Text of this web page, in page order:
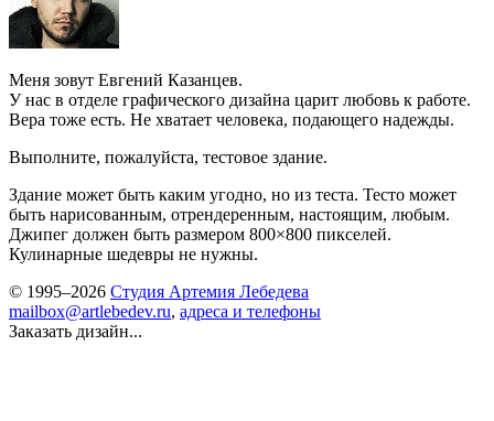
Меня зовут Евгений Казанцев.
У нас в отделе графического дизайна царит любовь к работе.
Вера тоже есть. Не хватает человека, подающего надежды.
Выполните, пожалуйста, тестовое здание.
Здание может быть каким угодно, но из теста. Тесто может
быть нарисованным, отрендеренным, настоящим, любым.
Джипег должен быть размером 800×800 пикселей.
Кулинарные шедевры не нужны.
© 1995–2026 Студия Артемия Лебедева
mailbox@artlebedev.ru, адреса и телефоны
Заказать дизайн...